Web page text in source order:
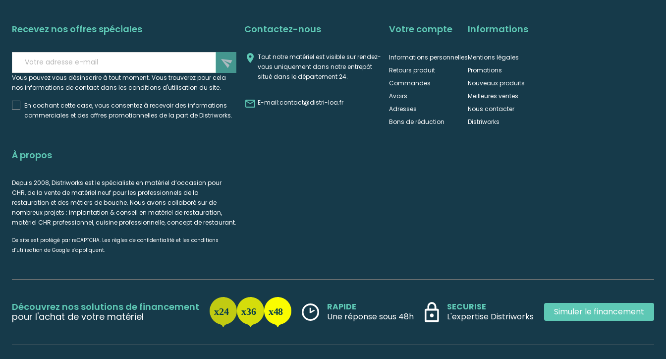
Recevez nos offres spéciales
send
Vous pouvez vous désinscrire à tout moment. Vous trouverez pour cela
nos informations de contact dans les conditions d'utilisation du site.
En cochant cette case, vous consentez à recevoir des informations
commerciales et des offres promotionnelles de la part de Distriworks.
À propos
Depuis 2008, Distriworks est le spécialiste en matériel d’occasion pour
CHR, de la vente de matériel neuf pour les professionnels de la
restauration et des métiers de bouche. Nous avons collaboré sur de
nombreux projets : implantation & conseil en matériel de restauration,
matériel CHR professionnel, cuisine professionnelle, concept de restaurant.
Ce site est protégé par reCAPTCHA. Les règles de confidentialité et les conditions
d’utilisation de Google s’appliquent.
Informations
Mentions légales
Promotions
Nouveaux produits
Meilleures ventes
Nous contacter
Distriworks
Votre compte
Informations personnelles
Retours produit
Commandes
Avoirs
Adresses
Bons de réduction
Contactez-nous
 Tout notre matériel est visible sur rendez-
vous uniquement dans notre entrepôt
situé dans le département 24.
 E-mail:contact@distri-loa.fr
Découvrez nos solutions de financement
pour l'achat de votre matériel
RAPIDE
Une réponse sous 48h
SECURISE
L'expertise Distriworks
Simuler le financement